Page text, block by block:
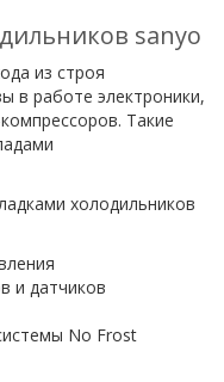
sanyo
из строя
в работе электроники,
Такие
холодильников
и датчиков
No Frost